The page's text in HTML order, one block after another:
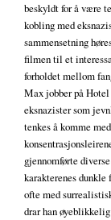
beskyldt for å være
kobling med
sammensetning
filmen til et
forholdet mellom
Max jobber på Hotel
eksnazister som
tenkes å komme
gjennomførte
karakterenes
ofte med
drar han